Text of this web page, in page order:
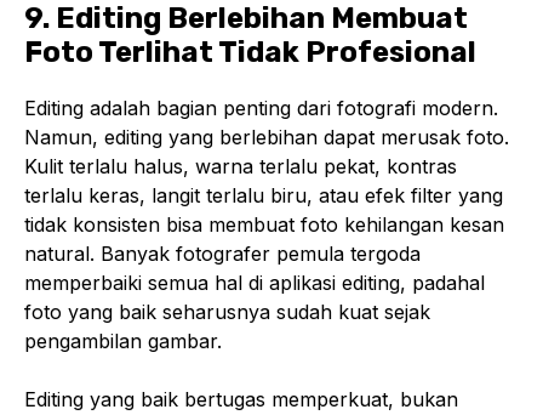
9. Editing Berlebihan Membuat
Foto Terlihat Tidak Profesional
Editing adalah bagian penting dari fotografi modern.
Namun, editing yang berlebihan dapat merusak foto.
Kulit terlalu halus, warna terlalu pekat, kontras
terlalu keras, langit terlalu biru, atau efek filter yang
tidak konsisten bisa membuat foto kehilangan kesan
natural. Banyak fotografer pemula tergoda
memperbaiki semua hal di aplikasi editing, padahal
foto yang baik seharusnya sudah kuat sejak
pengambilan gambar.
Editing yang baik bertugas memperkuat, bukan